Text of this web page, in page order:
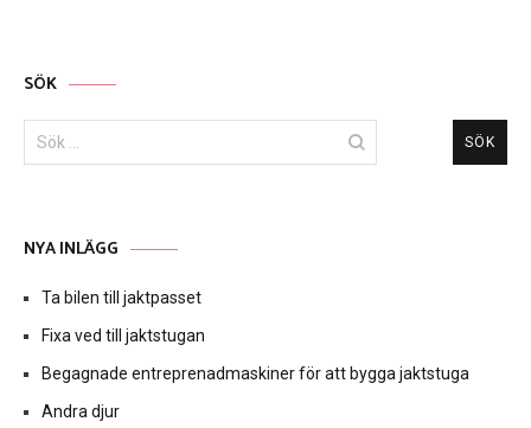
SÖK
Sök
efter:
NYA INLÄGG
Ta bilen till jaktpasset
Fixa ved till jaktstugan
Begagnade entreprenadmaskiner för att bygga jaktstuga
Andra djur